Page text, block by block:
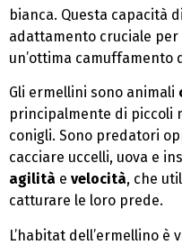
bianca. Questa capacità
adattamento cruciale
un’ottima camuffamento
Gli ermellini sono animali
principalmente di piccoli
conigli. Sono predatori
cacciare uccelli, uova e
agilità e velocità, che
catturare le loro prede.
L’habitat dell’ermellino è